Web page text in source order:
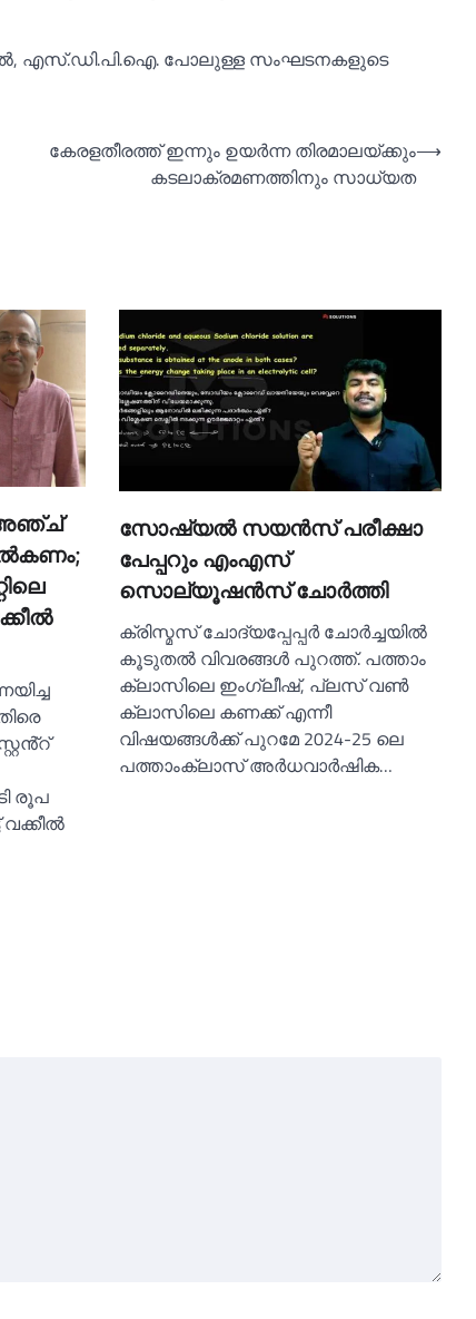
എസ്.ഡി.പി.ഐ. പോലുള്ള സംഘടനകളുടെ
കേരളതീരത്ത് ഇന്നും ഉയര്‍ന്ന തിരമാലയ്ക്കും
കടലാക്രമണത്തിനും സാധ്യത
⟶
രൂപ
സോഷ്യല്‍ സയന്‍സ് പരീക്ഷാ
പേപ്പറും എംഎസ്
സൊല്യൂഷൻസ് ചോര്‍ത്തി
ക്രിസ്മസ് ചോദ്യപ്പേപ്പർ ചോര്‍ച്ചയില്‍
കൂടുതല്‍ വിവരങ്ങള്‍ പുറത്ത്. പത്താം
ക്ലാസിലെ ഇംഗ്ലീഷ്, പ്ലസ് വണ്‍
ക്ലാസിലെ കണക്ക് എന്നീ
വിഷയങ്ങള്‍ക്ക് പുറമേ 2024-25 ലെ
പത്താംക്ലാസ് അര്‍ധവാര്‍ഷിക…